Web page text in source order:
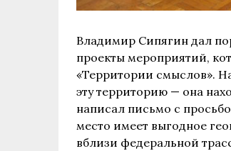
Владимир Сипягин дал
проекты мероприятий,
«Территории смыслов».
эту территорию — она
написал письмо с
место имеет выгодное
вблизи федеральной